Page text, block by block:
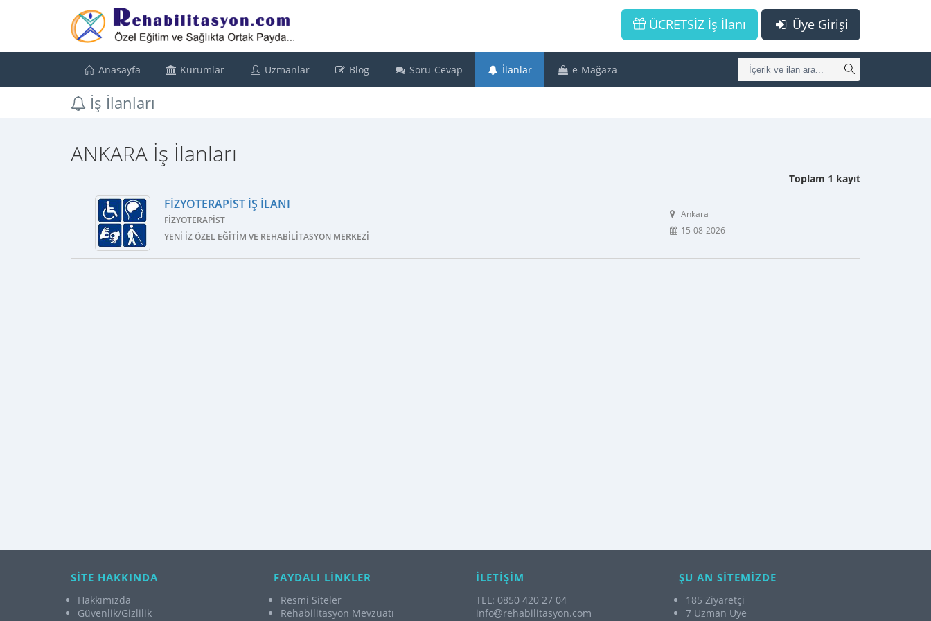
Üye Girişi
ÜCRETSİZ İş İlanı
Anasayfa Kurumlar Uzmanlar Blog Soru-Cevap İlanlar e-Mağaza
İş İlanları
ANKARA İş İlanları
Toplam 1 kayıt
FIZYOTERAPIST İŞ İLANI
FIZYOTERAPIST
YENI İZ ÖZEL EĞITIM VE REHABILITASYON MERKEZI
Ankara
15-08-2026
SİTE HAKKINDA
Hakkımızda
Güvenlik/Gizlilik
FAYDALI LİNKLER
Resmi Siteler
Rehabilitasyon Mevzuatı
İLETİŞİM
TEL: 0850 420 27 04
info
rehabilitasyon.com
ŞU AN SİTEMİZDE
185 Ziyaretçi
7 Uzman Üye